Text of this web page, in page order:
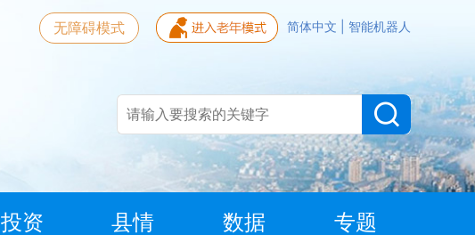
简体中文 智能机器人
无障碍模式
投资 县情 数据 专题